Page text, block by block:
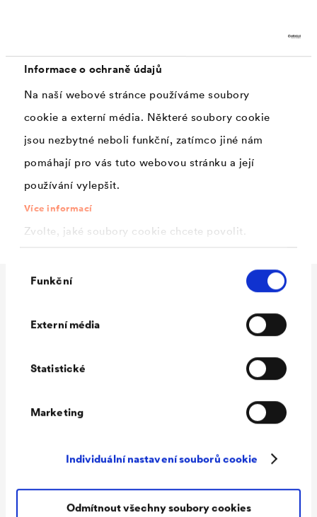
Informace o ochraně údajů
Na naší webové stránce používáme soubory
cookie a externí média. Některé soubory cookie
jsou nezbytné neboli funkční, zatímco jiné nám
pomáhají pro vás tuto webovou stránku a její
používání vylepšit.
Více informací
Zvolte, jaké soubory cookie chcete povolit.
souhlasu
Funkční
Externí média
Statistické
Marketing
Individuální nastavení souborů cookie
Odmítnout všechny soubory cookies
nebo 4 m a lze tak oddělit přířezy s obvodovým
vyztužením.
Použití
Provizorní a nouzové zakrytí u renovací a novostaveb,
ochrana sypkých hmot, zakrytí předmětů, stavebních
hmot a strojů, ohrazení.
Materiál
HDPE tkanina oboustranně
povrstvená PE, s výztužnými
pruhy s oky, odolná UV záření
Teplotní odolnost
-40 °C až +80 °C
Hotové formáty
4 x 6 m, 4 x 8 m, 6 x 8 m, 6 x 10